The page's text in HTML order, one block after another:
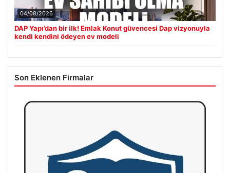
04/08/2026
DAP Yapı’dan bir ilk! Emlak Konut güvencesi Dap vizyonuyla
kendi kendini ödeyen ev modeli
Son Eklenen Firmalar